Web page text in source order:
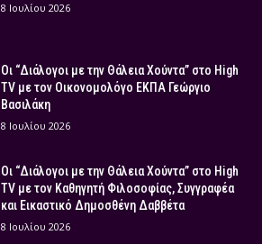
8 Ιουλίου 2026
Οι “Διάλογοι με την Θάλεια Χούντα” στο High
TV με τον Οικονομολόγο ΕΚΠΑ Γεώργιο
Βασιλάκη
8 Ιουλίου 2026
Οι “Διάλογοι με την Θάλεια Χούντα” στο High
TV με τον Καθηγητή Φιλοσοφίας, Συγγραφέα
και Εικαστικό Δημοσθένη Δαββέτα
8 Ιουλίου 2026